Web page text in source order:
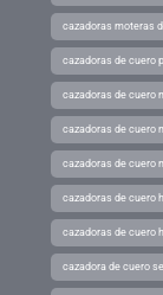
cazadoras moteras
cazadoras de cuero
cazadoras de cuero
cazadoras de cuero
cazadoras de cuero
cazadoras de cuero
cazadoras de cuero
cazadora de cuero